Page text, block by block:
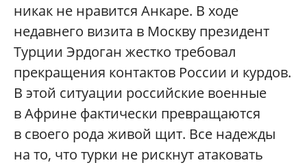
никак не нравится Анкаре. В ходе
недавнего визита в Москву президент
Турции Эрдоган жестко требовал
прекращения контактов России и курдов.
В этой ситуации российские военные
в Африне фактически превращаются
в своего рода живой щит. Все надежды
на то, что турки не рискнут атаковать